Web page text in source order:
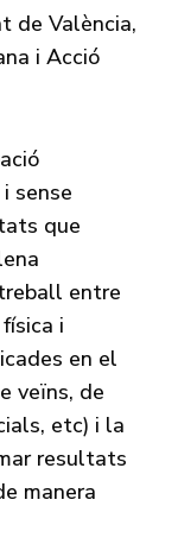
de València,
i Acció
sense
que
entre
i
en el
veïns, de
etc) i la
resultats
manera